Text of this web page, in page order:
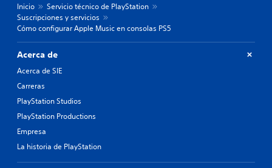
Inicio
Servicio técnico de PlayStation
Suscripciones y servicios
Cómo configurar Apple Music en consolas PS5
Acerca de
Acerca de SIE
Carreras
PlayStation Studios
PlayStation Productions
Empresa
La historia de PlayStation